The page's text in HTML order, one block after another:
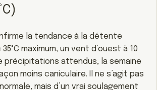
la tendance à la détente
maximum, un vent d’ouest à 10
précipitations attendus, la semaine
moins caniculaire. Il ne s’agit pas
mais d’un vrai soulagement